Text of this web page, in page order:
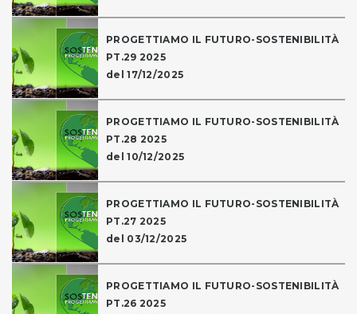
PROGETTIAMO IL FUTURO-SOSTENIBILITÀ
PT.29 2025
del 17/12/2025
PROGETTIAMO IL FUTURO-SOSTENIBILITÀ
PT.28 2025
del 10/12/2025
PROGETTIAMO IL FUTURO-SOSTENIBILITÀ
PT.27 2025
del 03/12/2025
PROGETTIAMO IL FUTURO-SOSTENIBILITÀ
PT.26 2025